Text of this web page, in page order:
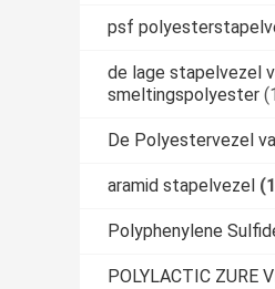
psf
de lage stapelvezel
smeltingspolyester
De Polyestervezel
aramid stapelvezel
Polyphenylene
POLYLACTIC ZURE